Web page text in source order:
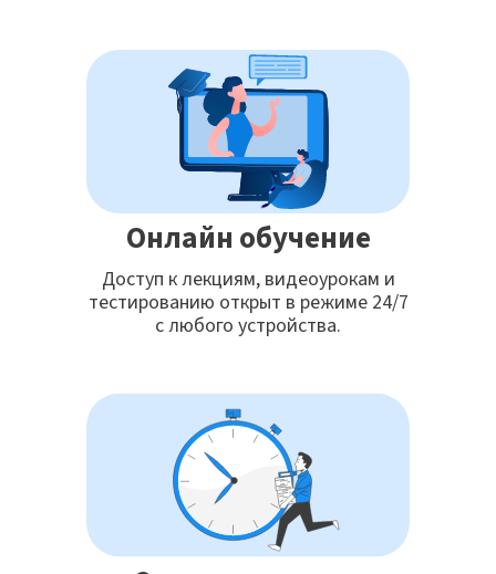
Онлайн обучение
Доступ к лекциям, видеоурокам и
тестированию открыт в режиме 24/7
с любого устройства.